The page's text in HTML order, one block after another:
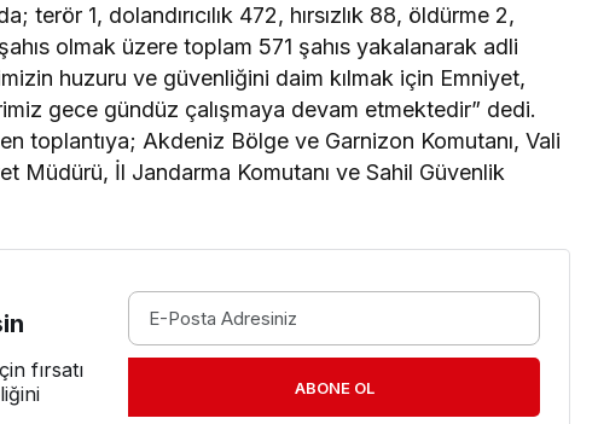
terör 1, dolandırıcılık 472, hırsızlık 88, öldürme 2,
olmak üzere toplam 571 şahıs yakalanarak adli
huzuru ve güvenliğini daim kılmak için Emniyet,
gece gündüz çalışmaya devam etmektedir” dedi.
toplantıya; Akdeniz Bölge ve Garnizon Komutanı, Vali
Müdürü, İl Jandarma Komutanı ve Sahil Güvenlik
fırsatı
ABONE OL